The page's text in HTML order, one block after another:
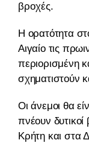
βροχές.
Η ορατότητα
Αιγαίο τις
περιορισμένη
σχηματιστούν
Οι άνεμοι θα
πνέουν
Κρήτη και στα